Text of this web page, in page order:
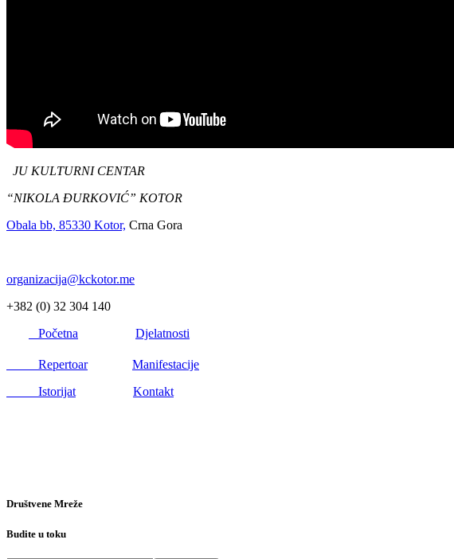
JU KULTURNI CENTAR
“NIKOLA ĐURKOVIĆ” KOTOR
Obala bb, 85330 Kotor, Crna Gora
organizacija@kckotor.me
+382 (0) 32 304 140
Početna
Djelatnosti
Repertoar
Manifestacije
Istorijat
Kontakt
Društvene Mreže
Budite u toku